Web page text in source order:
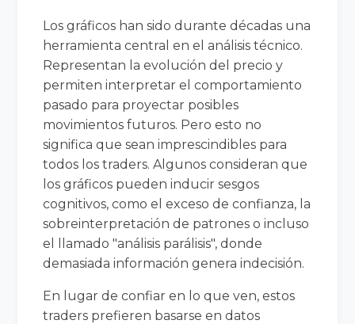
Los gráficos han sido durante décadas una
herramienta central en el análisis técnico.
Representan la evolución del precio y
permiten interpretar el comportamiento
pasado para proyectar posibles
movimientos futuros. Pero esto no
significa que sean imprescindibles para
todos los traders. Algunos consideran que
los gráficos pueden inducir sesgos
cognitivos, como el exceso de confianza, la
sobreinterpretación de patrones o incluso
el llamado "análisis parálisis", donde
demasiada información genera indecisión.
En lugar de confiar en lo que ven, estos
traders prefieren basarse en datos